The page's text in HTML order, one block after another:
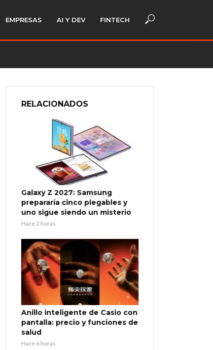
EMPRESAS AI Y DEV FINTECH
RELACIONADOS
Galaxy Z 2027: Samsung
prepararía cinco plegables y
uno sigue siendo un misterio
Hace 2 horas
Anillo inteligente de Casio con
pantalla: precio y funciones de
salud
Hace 6 horas